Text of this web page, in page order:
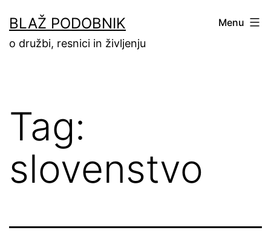
to
content
BLAŽ PODOBNIK
o družbi, resnici in življenju
Menu
Tag:
slovenstvo